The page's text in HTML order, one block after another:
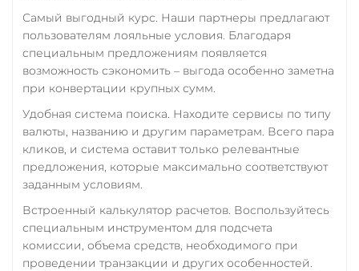
XLM
SUI SONIC
Utopia USD (UUSD)
Verge (XVG)
WAVES
Wrapped Bitcoin (WBTC)
Wrapped Ethereum
ERC20
CRO
RONIN
Самый выгодный курс. Наши партнеры предлагают
пользователям лояльные условия. Благодаря
специальным предложениям появляется
возможность сэкономить – выгода особенно заметна
при конвертации крупных сумм.
Удобная система поиска. Находите сервисы по типу
валюты, названию и другим параметрам. Всего пара
кликов, и система оставит только релевантные
предложения, которые максимально соответствуют
заданным условиям.
Встроенный калькулятор расчетов. Воспользуйтесь
специальным инструментом для подсчета
комиссии, объема средств, необходимого при
проведении транзакции и других особенностей.